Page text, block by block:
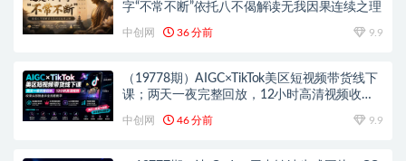
字“不常不断”依托八不偈解读无我因果连续之理
中创网 36 分前 9.9
（19778期）AIGC×TikTok美区短视频带货线下
课；两天一夜完整回放，12小时高清视频收录
中创网 46 分前 9.9